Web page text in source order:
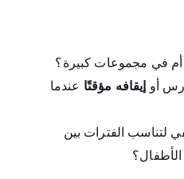
أم في مجموعات كبيرة؟
أو إيقافه مؤقتًا عندما
لتناسب الفترات بين